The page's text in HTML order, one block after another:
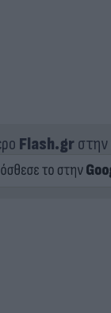
Flash.grστην